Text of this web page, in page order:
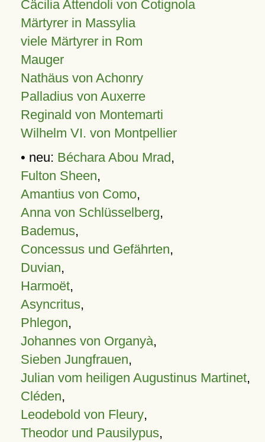
Cäcilia Attendoli von Cotignola
Märtyrer in Massylia
viele Märtyrer in Rom
Mauger
Nathäus von Achonry
Palladius von Auxerre
Reginald von Montemarti
Wilhelm VI. von Montpellier
• neu: Béchara Abou Mrad,
Fulton Sheen,
Amantius von Como,
Anna von Schlüsselberg,
Bademus,
Concessus und Gefährten,
Duvian,
Harmoët,
Asyncritus,
Phlegon,
Johannes von Organyà,
Sieben Jungfrauen,
Julian vom heiligen Augustinus Martinet,
Cléden,
Leodebold von Fleury,
Theodor und Pausilypus,